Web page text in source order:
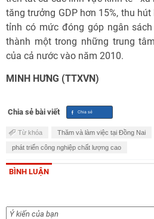
tăng trưởng GDP hơn 15%, thu
tỉnh có mức đóng góp ngân
thành một trong những trung
của cả nước vào năm 2010.
MINH HƯNG (TTXVN)
Chia sẻ bài viết
Từ khóa Thăm và làm việc tại Đồng Nai
phát triển công nghiệp chất lượng cao
BÌNH LUẬN